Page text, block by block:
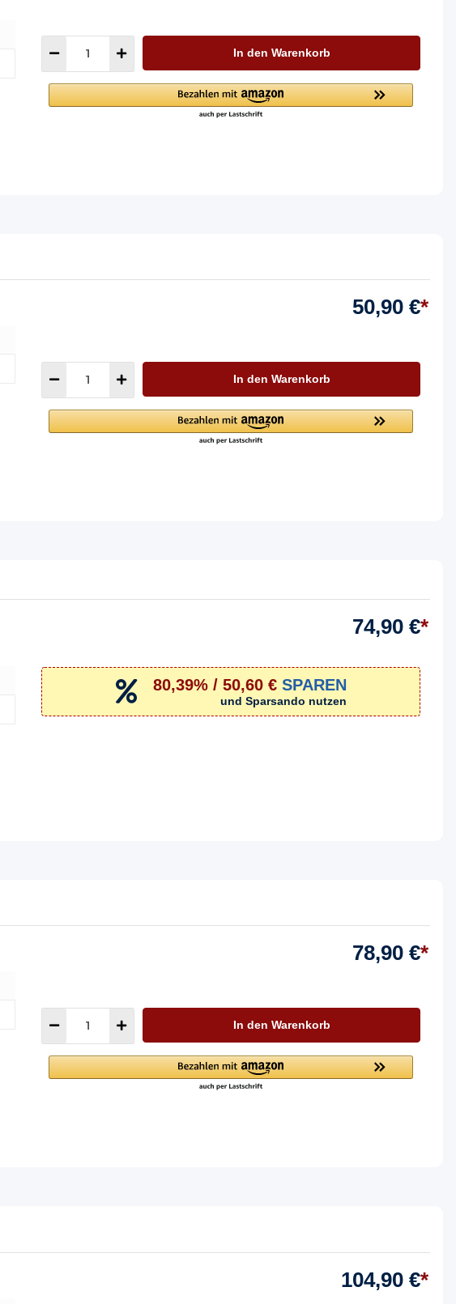
In den Warenkorb
50,90 €*
In den Warenkorb
74,90 €*
80,39% / 50,60 € SPAREN
und Sparsando nutzen
78,90 €*
In den Warenkorb
104,90 €*